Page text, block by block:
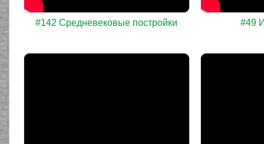
#142 Средневековые постройки #49